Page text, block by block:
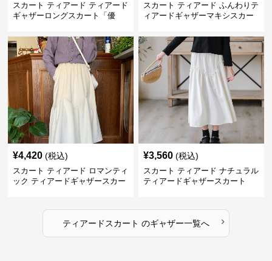
スカート ティアード ティアード
ギャザーロングスカート「優
スカート ティアード ふんわりテ
ィアードギャザーマキシスカー
¥4,420 (税込)
スカート ティアード ロマンティ
ック ティアードギャザースカー
¥3,560 (税込)
スカート ティアード ナチュラル
ティアードギャザースカート
ティアードスカート のギャザー一覧へ ›